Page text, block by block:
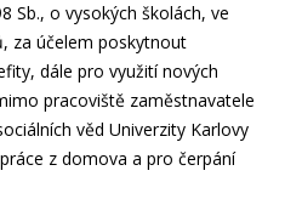
Sb., o vysokých školách, ve
za účelem poskytnout
dále pro využití nových
pracoviště zaměstnavatele
věd Univerzity Karlovy
z domova a pro čerpání